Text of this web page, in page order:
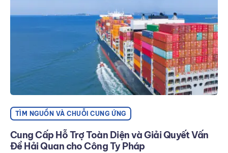
TÌM NGUỒN VÀ CHUỖI CUNG ỨNG
Cung Cấp Hỗ Trợ Toàn Diện và Giải Quyết Vấn
Đề Hải Quan cho Công Ty Pháp